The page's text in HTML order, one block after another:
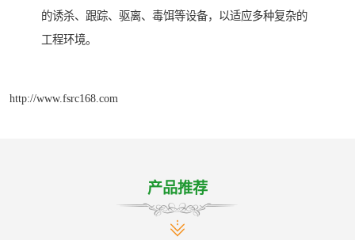
的诱杀、跟踪、驱离、毒饵等设备，以适应多种复杂的
工程环境。
http://www.fsrc168.com
产品推荐